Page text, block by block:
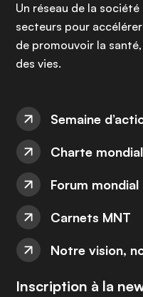
Un réseau de la
secteurs pour
de promouvoir la
des vies.
Semaine
Charte
Forum mondial
Carnets MNT
Notre vision,
Inscription à la